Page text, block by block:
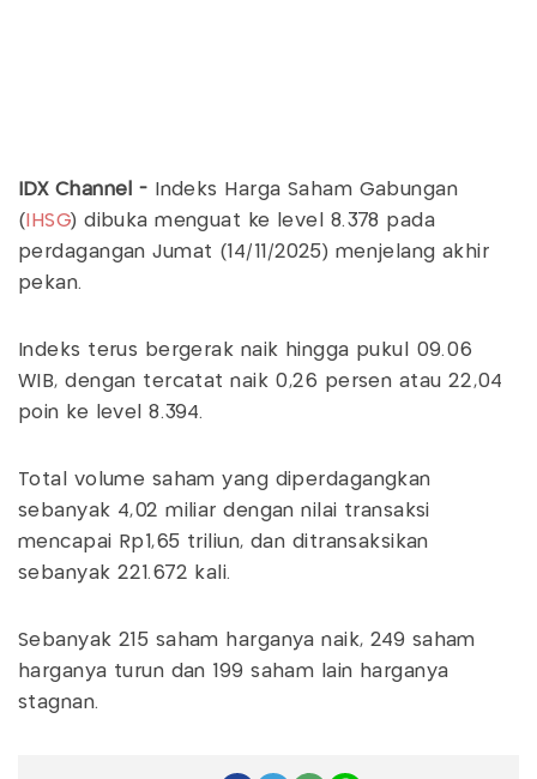
IDX Channel - Indeks Harga Saham Gabungan
( IHSG) dibuka menguat ke level 8.378 pada
perdagangan Jumat (14/11/2025) menjelang akhir
pekan.
Indeks terus bergerak naik hingga pukul 09.06
WIB, dengan tercatat naik 0,26 persen atau 22,04
poin ke level 8.394.
Total volume saham yang diperdagangkan
sebanyak 4,02 miliar dengan nilai transaksi
mencapai Rp1,65 triliun, dan ditransaksikan
sebanyak 221.672 kali.
Sebanyak 215 saham harganya naik, 249 saham
harganya turun dan 199 saham lain harganya
stagnan.